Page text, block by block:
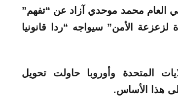
محمد موحدي آزاد عن “تفهم”
الأمن” سيواجه “ردا قانونيا
المتحدة وأوروبا حاولت تحويل
هذا الأساس.